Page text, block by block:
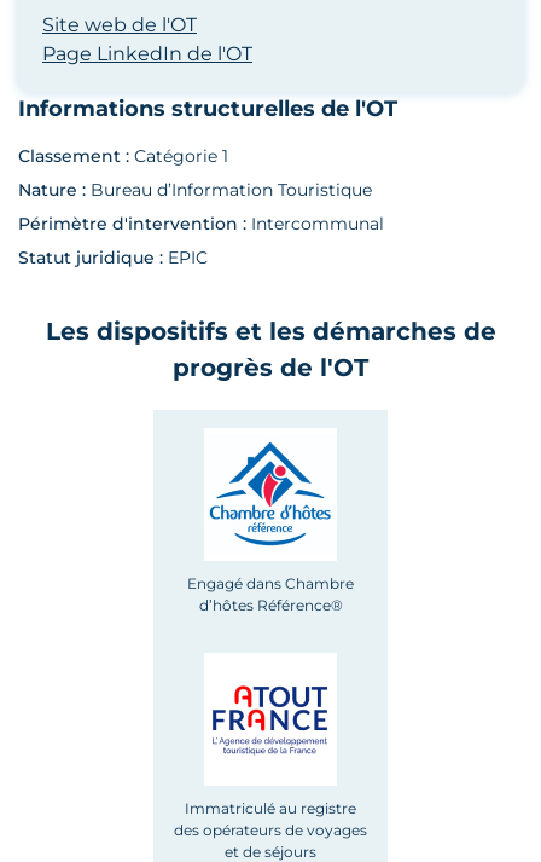
Site web de l'OT
Page LinkedIn de l'OT
Informations structurelles de l'OT
Classement : Catégorie 1
Nature : Bureau d’Information Touristique
Périmètre d'intervention : Intercommunal
Statut juridique : EPIC
Les dispositifs et les démarches de
progrès de l'OT
Engagé dans Chambre
d’hôtes Référence®
Immatriculé au registre
des opérateurs de voyages
et de séjours